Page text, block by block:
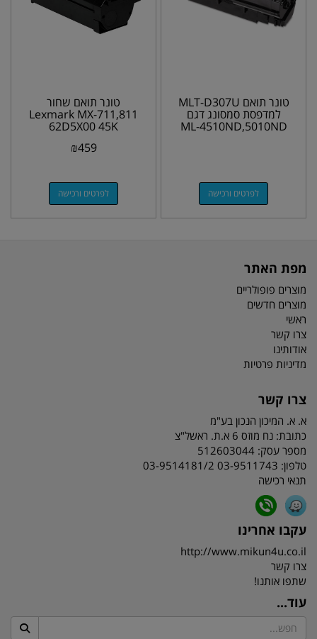
טונר תואם MLT-D307U
למדפסת סמסונג דגם
ML-4510ND,5010ND
לפרטים ורכישה
טונר תואם שחור
Lexmark MX-711,811
62D5X00 45K
₪459
לפרטים ורכישה
מפת האתר
מוצרים פופולריים
מוצרים חדשים
ראשי
צרו קשר
אודותינו
מדיניות פרטיות
צרו קשר
א. א. המיכון הנכון בע"מ
כתובת: נח מוזס 6 א.ת. ראשל"צ
מספר עסק: 512603044
טלפון: 03-9511743 03-9514181/2
תנאי רכישה
עקבו אחרינו
http://www.mikun4u.co.il
צרו קשר
שתפו אותנו!
עוד...